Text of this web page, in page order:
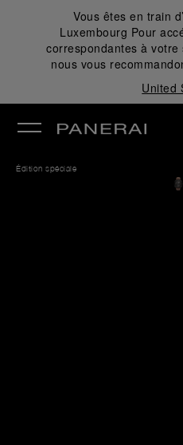
Vous êtes en train
Luxembourg Pour
correspondantes à
nous vous
United
Édition spéciale